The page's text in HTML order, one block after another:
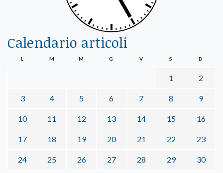
Calendario articoli
L M M G V S D
1 2
3 4 5 6 7 8 9
10 11 12 13 14 15 16
17 18 19 20 21 22 23
24 25 26 27 28 29 30